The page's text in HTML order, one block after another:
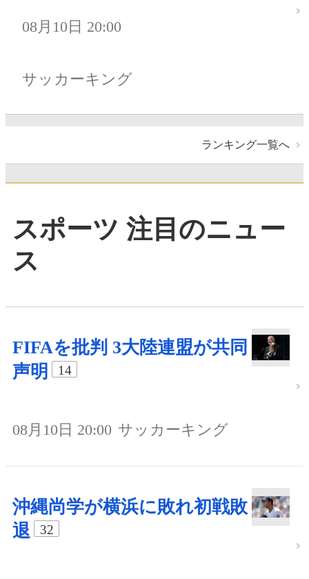
08月10日 20:00
サッカーキング
ランキング一覧へ
スポーツ 注目のニュー
ス
FIFAを批判 3大陸連盟が共同
声明
14
08月10日 20:00 サッカーキング
沖縄尚学が横浜に敗れ初戦敗
退
32